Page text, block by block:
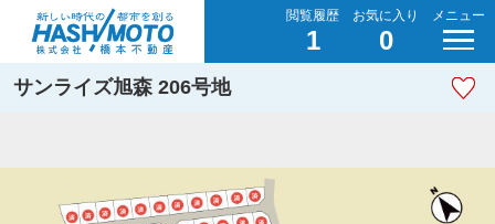
閲覧履歴
1
お気に入り
0
メニュー
サンライズ旭森 206号地